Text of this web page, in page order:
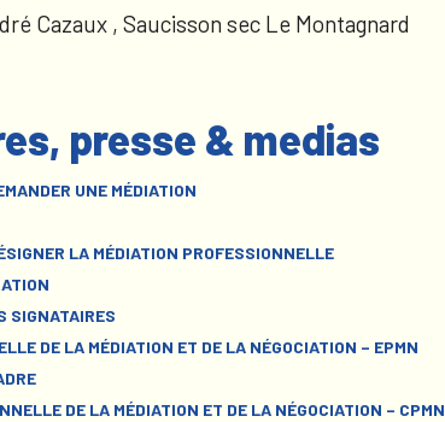
Cazaux , Saucisson sec Le Montagnard
presse & medias
UNE MÉDIATION
LA MÉDIATION PROFESSIONNELLE
SIGNATAIRES
DE LA MÉDIATION ET DE LA NÉGOCIATION – EPMN
DE LA MÉDIATION ET DE LA NÉGOCIATION – CPMN